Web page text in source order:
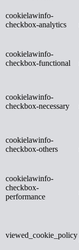
cookielawinfo-
checkbox-analytics
cookielawinfo-
checkbox-functional
cookielawinfo-
checkbox-necessary
cookielawinfo-
checkbox-others
cookielawinfo-
checkbox-
performance
viewed_cookie_policy